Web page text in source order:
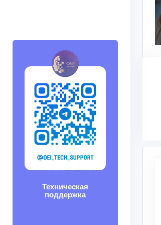
Техническая
поддержка